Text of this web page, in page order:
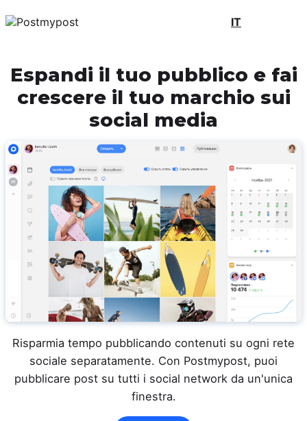
IT
Espandi il tuo pubblico e fai
crescere il tuo marchio sui
social media
Risparmia tempo pubblicando contenuti su ogni rete
sociale separatamente. Con Postmypost, puoi
pubblicare post su tutti i social network da un'unica
finestra.